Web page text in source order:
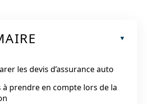
les devis d’assurance auto
à prendre en compte lors de la